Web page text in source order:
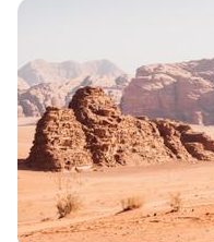
средства, одежду,
где их купить.